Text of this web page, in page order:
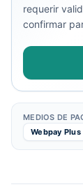
requerir
confirmar
MEDIOS DE
Webpay Plus